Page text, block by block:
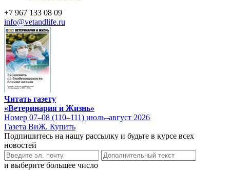
+7 967 133 08 09
info@vetandlife.ru
Читать газету
«Ветеринария и Жизнь»
Номер 07–08 (110–111) июль–август 2026
Газета ВиЖ. Купить
Подпишитесь на нашу рассылку и будьте в курсе всех
новостей
и выберите большее число